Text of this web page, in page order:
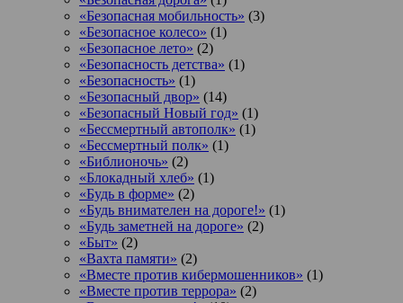
«Безопасная мобильность» (3)
«Безопасное колесо» (1)
«Безопасное лето» (2)
«Безопасность детства» (1)
«Безопасность» (1)
«Безопасный двор» (14)
«Безопасный Новый год» (1)
«Бессмертный автополк» (1)
«Бессмертный полк» (1)
«Библионочь» (2)
«Блокадный хлеб» (1)
«Будь в форме» (2)
«Будь внимателен на дороге!» (1)
«Будь заметней на дороге» (2)
«Быт» (2)
«Вахта памяти» (2)
«Вместе против кибермошенников» (1)
«Вместе против террора» (2)